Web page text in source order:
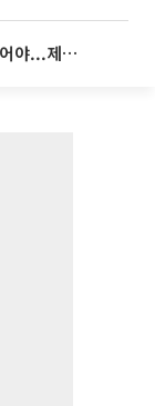
李대통령 “청년이 결혼 망설이는 일 없어야...제도상 불이익 조사”